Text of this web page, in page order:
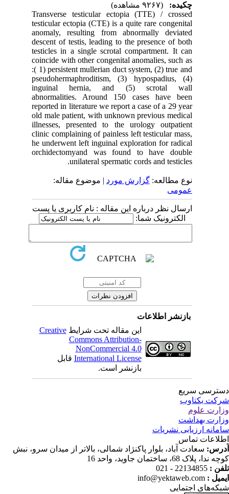
چکیده:
Transverse testicular ectopia (TTE) / crossed
testicular ectopia (CTE) is a quite rare congenital
anomaly, resulting from abnormally deviated
descent of testis, leading to the presence of both
testicles in a single scrotal compartment. It can
coincide with other congenital anomalies, such as
:( 1) persistent mullerian duct system, (2) true and
pseudohermaphroditism, (3) hypospadius, (4)
inguinal hernia, and (5) scrotal wall
abnormalities. Around 150 cases have been
reported in literature we report a case of a 29 year
old male patient, with unknown previous medical
illnesses, presented to the urology outpatient
clinic complaining of painless left testicular mass,
he underwent left inguinal exploration for radical
orchidectomyand was found to have double
unilateral spermatic cords and testicles.
نوع مطالعه:گزارش مورد | موضوع مقاله:
عمومى
ارسال نظر درباره این مقاله : نام کاربری یا پست
الکترونیک شما:
بازنشر اطلاعات
این مقاله تحت شرایطCreative
Commons Attribution-
NonCommercial 4.0
International Licenseقابل
بازنشر است.
سریع
یکتاوب
علوم
بهداشت
ارزیابی نشریات
تماس
سعادت آباد، بلوار پاکنژاد شمالی، بالاتر از میدان سرو، نبش
پلاک 68، ساختمان جاوید، واحد 16
:
22134855 - 021
:
info@yektaweb.com
اجتمایی